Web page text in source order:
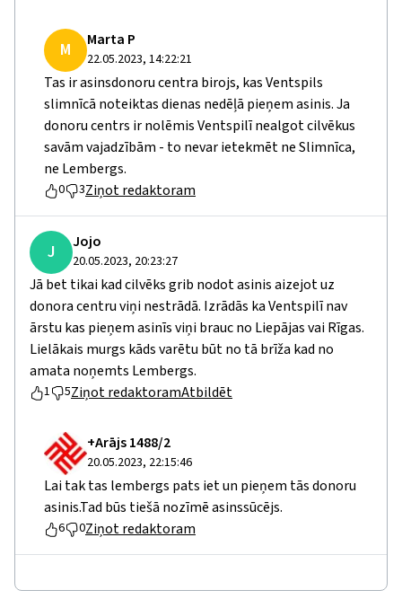
M Marta P
22.05.2023, 14:22:21
Tas ir asinsdonoru centra birojs, kas Ventspils
slimnīcā noteiktas dienas nedēļā pieņem asinis. Ja
donoru centrs ir nolēmis Ventspilī nealgot cilvēkus
savām vajadzībām - to nevar ietekmēt ne Slimnīca,
ne Lembergs.
0 3Ziņot redaktoram
J Jojo
20.05.2023, 20:23:27
Jā bet tikai kad cilvēks grib nodot asinis aizejot uz
donora centru viņi nestrādā. Izrādās ka Ventspilī nav
ārstu kas pieņem asinīs viņi brauc no Liepājas vai Rīgas.
Lielākais murgs kāds varētu būt no tā brīža kad no
amata noņemts Lembergs.
1 5Ziņot redaktoramAtbildēt
+Arājs 1488/2
20.05.2023, 22:15:46
Lai tak tas lembergs pats iet un pieņem tās donoru
asinis.Tad būs tiešā nozīmē asinssūcējs.
6 0Ziņot redaktoram